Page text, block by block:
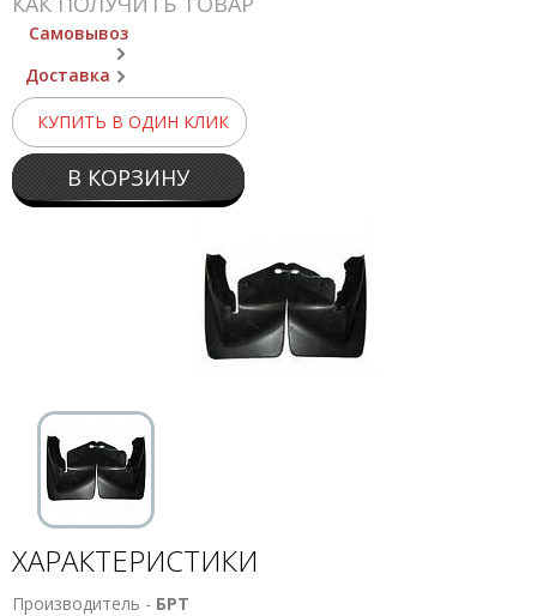
Самовывоз
Доставка
КУПИТЬ В ОДИН КЛИК
В КОРЗИНУ
ХАРАКТЕРИСТИКИ
Производитель - БРТ